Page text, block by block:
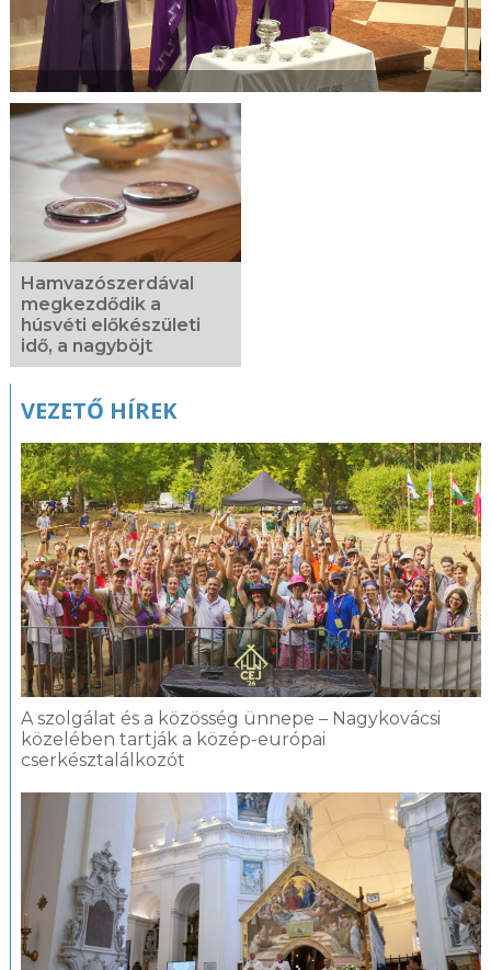
Hamvazószerdával
megkezdődik a
húsvéti előkészületi
idő, a nagyböjt
VEZETŐ HÍREK
A szolgálat és a közösség ünnepe – Nagykovácsi
közelében tartják a közép-európai
cserkésztalálkozót